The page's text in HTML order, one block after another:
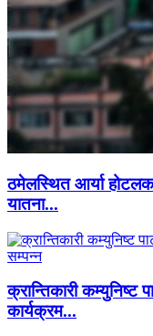
ठमेलस्थित आर्या
यातना...
क्रान्तिकारी कम्युनिष्ट
कार्यक्रम...